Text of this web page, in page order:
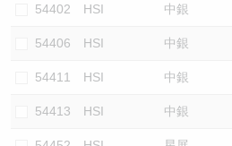
54402 HSI 中銀
54406 HSI 中銀
54411 HSI 中銀
54413 HSI 中銀